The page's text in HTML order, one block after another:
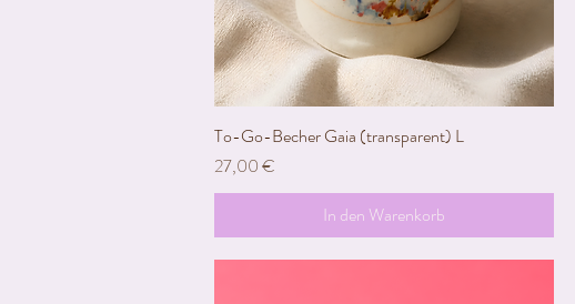
Schnellansicht
To-Go-Becher Gaia (transparent) L
Preis
27,00 €
In den Warenkorb